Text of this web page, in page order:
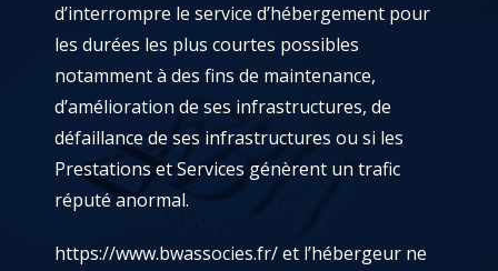
d’interrompre le service d’hébergement pour
les durées les plus courtes possibles
notamment à des fins de maintenance,
d’amélioration de ses infrastructures, de
défaillance de ses infrastructures ou si les
Prestations et Services génèrent un trafic
réputé anormal.
https://www.bwassocies.fr/et l’hébergeur ne